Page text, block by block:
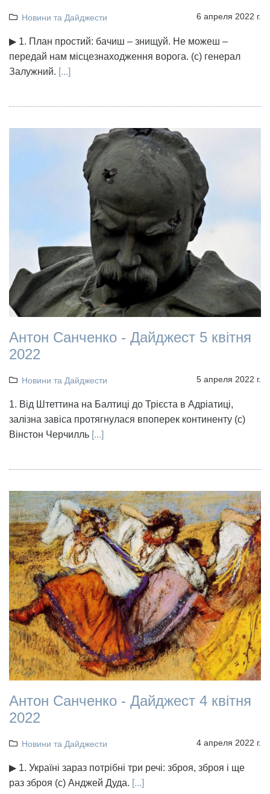
Новини та Дайджести 6 апреля 2022 г.
▶ 1. План простий: бачиш – знищуй. Не можеш –
передай нам місцезнаходження ворога. (с) генерал
Залужний. [...]
Антон Санченко - Дайджест 5 квітня
2022
Новини та Дайджести 5 апреля 2022 г.
1. Від Штеттина на Балтиці до Трієста в Адріатиці,
залізна завіса протягнулася впоперек континенту (с)
Вінстон Черчилль [...]
Антон Санченко - Дайджест 4 квітня
2022
Новини та Дайджести 4 апреля 2022 г.
▶ 1. Україні зараз потрібні три речі: зброя, зброя і ще
раз зброя (с) Анджей Дуда. [...]